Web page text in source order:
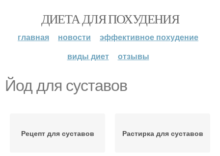
ДИЕТА ДЛЯ ПОХУДЕНИЯ
главная новости
эффективное похудение
виды диет
отзывы
Йод для суставов
Рецепт для суставов Растирка для суставов